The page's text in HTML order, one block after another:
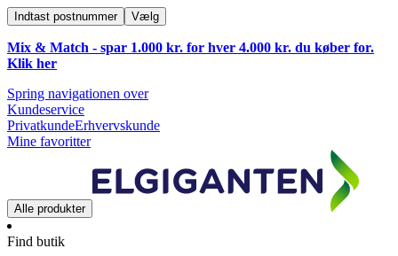
Indtast postnummer Vælg
Mix & Match - spar 1.000 kr. for hver 4.000 kr. du køber for.
Klik her
Spring navigationen over
Kundeservice
PrivatkundeErhvervskunde
Mine favoritter
Alle produkter
Find butik